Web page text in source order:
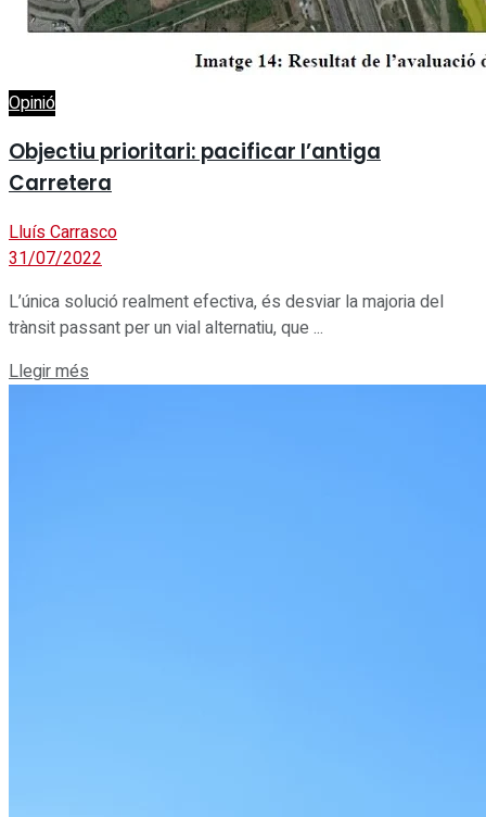
Opinió
Objectiu prioritari: pacificar l’antiga
Carretera
Lluís Carrasco
31/07/2022
L’única solució realment efectiva, és desviar la majoria del
trànsit passant per un vial alternatiu, que ...
Llegir més